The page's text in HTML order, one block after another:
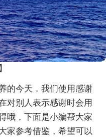
的今天，我们使用感谢
对别人表示感谢时会用
哦，下面是小编帮大家
家参考借鉴，希望可以